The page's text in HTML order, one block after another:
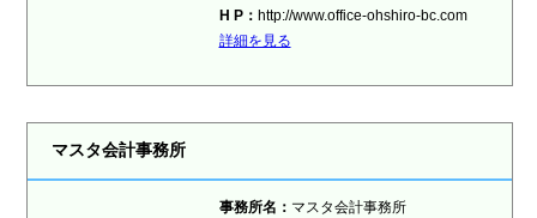
H P： http://www.office-ohshiro-bc.com
詳細を見る
マスタ会計事務所
事務所名： マスタ会計事務所